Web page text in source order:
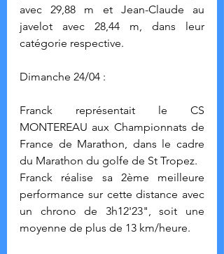
avec 29,88 m et Jean-Claude au
javelot avec 28,44 m, dans leur
catégorie respective.
Dimanche 24/04 :
Franck représentait le CS
MONTEREAU aux Championnats de
France de Marathon, dans le cadre
du Marathon du golfe de St Tropez.
Franck réalise sa 2ème meilleure
performance sur cette distance avec
un chrono de 3h12'23", soit une
moyenne de plus de 13 km/heure.